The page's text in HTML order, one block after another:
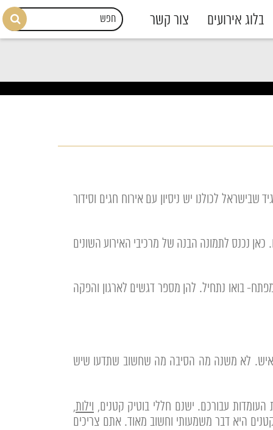
בלוג אירועים צור קשר
לכולנו יש ניסיון עם אירוח חגים וסידור
נכנס לתמונה הבנה של מרכיבי האירוע השונים
עכשיו במספר צעדי מפתח- בואו נתחיל. להן מספר דגשים לארגון והפקה
רבים בוחרים לקיים אירועי קטנים מסוג: ימי הולדת, בריתות, חתונות, בר מצוות וגם אירועים עסקיים קטנים עד 30 איש. לא משנה מה הסיבה מה שחשוב שתדעו שיש
עבורכם. ישנם חללי בוטיק קטנים, וילות,
היא דבר משמעותי וחשוב מאוד. אתם צריכים